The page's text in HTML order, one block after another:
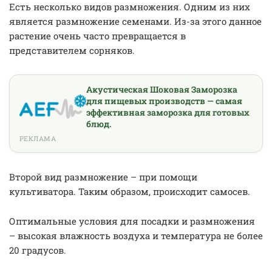
Есть несколько видов размножения. Одним из них
является размножение семенами. Из-за этого данное
растение очень часто превращается в
представителем сорняков.
Акустическая Шоковая Заморозка
для пищевых производств — самая
эффективная заморозка для готовых
блюд.
РЕКЛАМА
Второй вид размножение – при помощи
культиватора. Таким образом, происходит самосев.
Оптимальные условия для посадки и размножения
– высокая влажность воздуха и температура не более
20 градусов.